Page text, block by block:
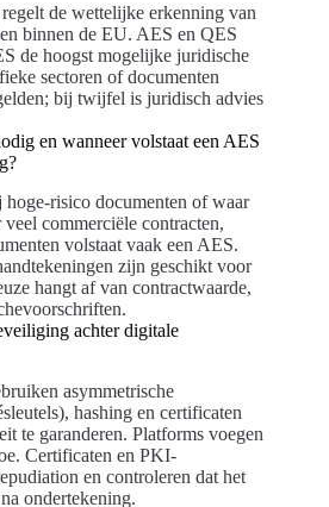
de wettelijke erkenning van
binnen de EU. AES en QES
de hoogst mogelijke juridische
sectoren of documenten
bij twijfel is juridisch advies
en wanneer volstaat een AES
hoge-risico documenten of waar
commerciële contracten,
volstaat vaak een AES.
zijn geschikt voor
hangt af van contractwaarde,
achter digitale
asymmetrische
hashing en certificaten
te garanderen. Platforms voegen
Certificaten en PKI-
en controleren dat het
ondertekening.